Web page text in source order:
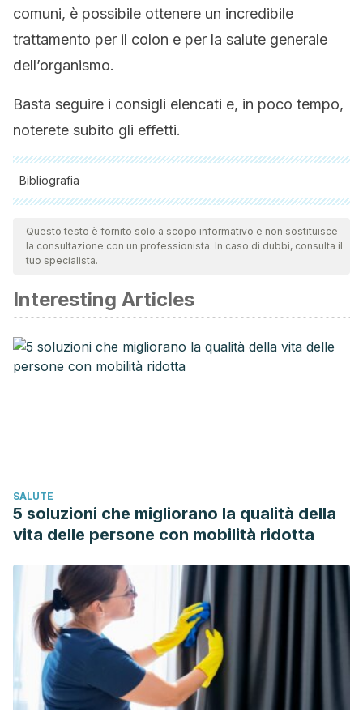
comuni, è possibile ottenere un incredibile
trattamento per il colon e per la salute generale
dell’organismo.
Basta seguire i consigli elencati e, in poco tempo,
noterete subito gli effetti.
Bibliografia
Tutte le fonti citate sono state esaminate a fondo dal nostro
team per garantirne la qualità, l'affidabilità, l'attualità e la
validità. La bibliografia di questo articolo è stata considerata
De Miguel, Cristina Rodríguez, et al. “La hora de ingesta
del polietilenglicol es un factor clave en la tolerancia y
eficacia de la preparación del colon en individuos de un
programa poblacional de cribado de cáncer
Ramos, F., et al. “Tolerancia y limpieza del colon con dos
preparaciones. Polietilenglicol o fosfato
Gastroenterologia y Hepatología
Boon KB., Nurul EM., Swee KY., Hyunh K., et al., Anti obesity
and anti inflammatory effects of synthetic acetic acid
vinegar and nipa vinegar on high fat diet induced obese
mice. Sci Rep, 2017.
Haoan Z., Ni C., Wenqi Z., Sinan C., et al., Honey
polyphenols ameliorate DSS induced ulcerative colitis via
modulating gut microbiota in rats. Mol Nutr Food Res, 2019.
Questo testo è fornito solo a scopo informativo e non sostituisce
la consultazione con un professionista. In caso di dubbi, consulta il
tuo specialista.
Interesting Articles
SALUTE
5 soluzioni che migliorano la qualità della
vita delle persone con mobilità ridotta